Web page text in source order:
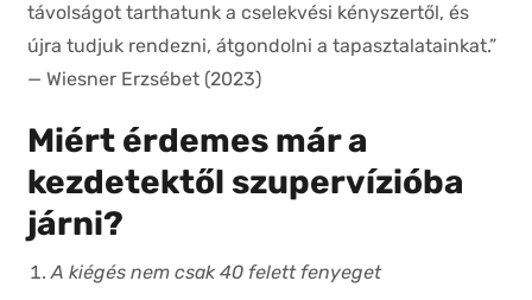
távolságot tarthatunk a cselekvési kényszertől, és
újra tudjuk rendezni, átgondolni a tapasztalatainkat.”
— Wiesner Erzsébet (2023)
Miért érdemes már a
kezdetektől szupervízióba
járni?
A kiégés nem csak 40 felett fenyeget